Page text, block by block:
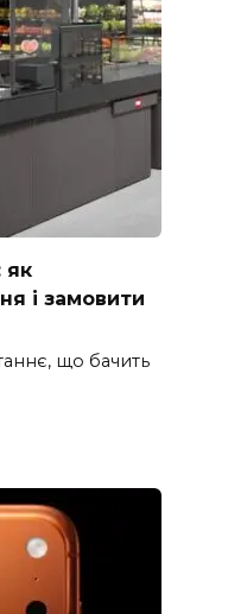
як
і замовити
що бачить